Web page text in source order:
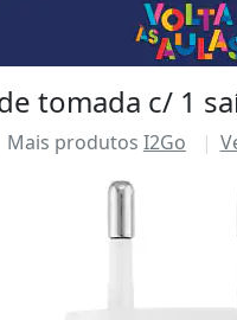
tomada c/ 1
Mais produtos I2Go